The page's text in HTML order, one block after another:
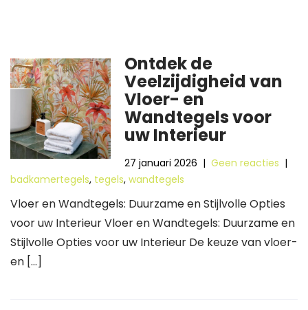
Ontdek de
Veelzijdigheid van
Vloer- en
Wandtegels voor
uw Interieur
27 januari 2026 |Geen reacties |
badkamertegels, tegels, wandtegels
Vloer en Wandtegels: Duurzame en Stijlvolle Opties
voor uw Interieur Vloer en Wandtegels: Duurzame en
Stijlvolle Opties voor uw Interieur De keuze van vloer-
en […]